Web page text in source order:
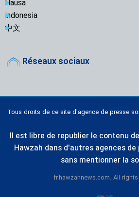
Hausa
indonesia
中文
Réseaux sociaux
Tous droits de ce site d'agence de presse
Il est libre de republier le contenu
Hawzah dans d'autres agences
sans mentionner la
fr.hawzahnews.com. All